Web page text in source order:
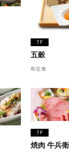
7F
五穀
和定食
7F
焼肉 牛兵衛